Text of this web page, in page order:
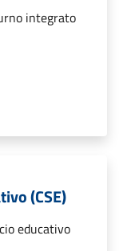
integrato
(CSE)
educativo